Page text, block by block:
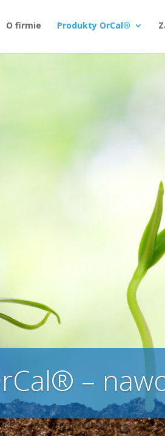
O firmie Produkty OrCal®
–